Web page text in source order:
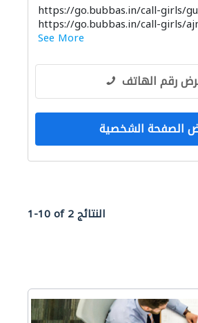
https://go.bubbas.in/call-girls/
https://go.bubbas.in/call-girls/
See More
رقم الهاتف
الصفحة الشخصية
1-10 of 2 النتائج